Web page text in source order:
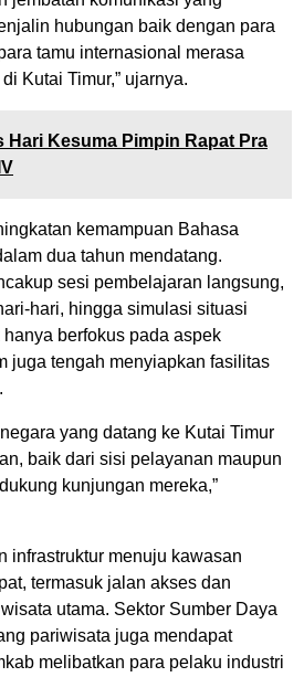
hubungan baik dengan para
tamu internasional merasa
Kutai Timur,” ujarnya.
Hari Kesuma Pimpin Rapat Pra
kemampuan Bahasa
dua tahun mendatang.
sesi pembelajaran langsung,
hari, hingga simulasi situasi
berfokus pada aspek
juga tengah menyiapkan fasilitas
yang datang ke Kutai Timur
baik dari sisi pelayanan maupun
kunjungan mereka,”
infrastruktur menuju kawasan
termasuk jalan akses dan
utama. Sektor Sumber Daya
pariwisata juga mendapat
melibatkan para pelaku industri